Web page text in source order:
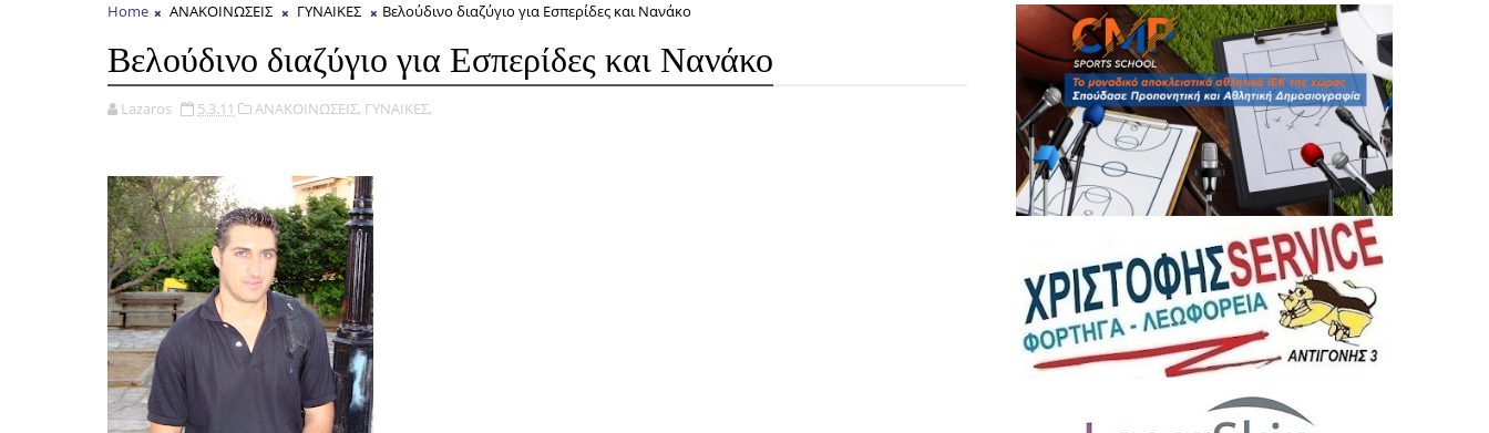
Home ΑΝΑΚΟΙΝΩΣΕΙΣ ΓΥΝΑΙΚΕΣ Βελούδινο διαζύγιο για Εσπερίδες και Νανάκο
Βελούδινο διαζύγιο για Εσπερίδες και Νανάκο
Lazaros 5.3.11 ΑΝΑΚΟΙΝΩΣΕΙΣ, ΓΥΝΑΙΚΕΣ,